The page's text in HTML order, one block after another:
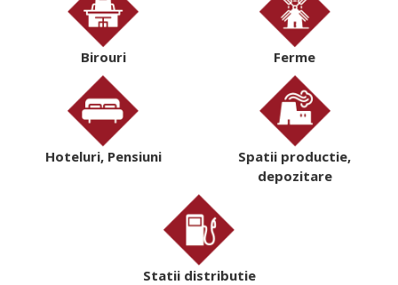
Birouri Ferme
Hoteluri, Pensiuni
Spatii productie,
depozitare
Statii distributie